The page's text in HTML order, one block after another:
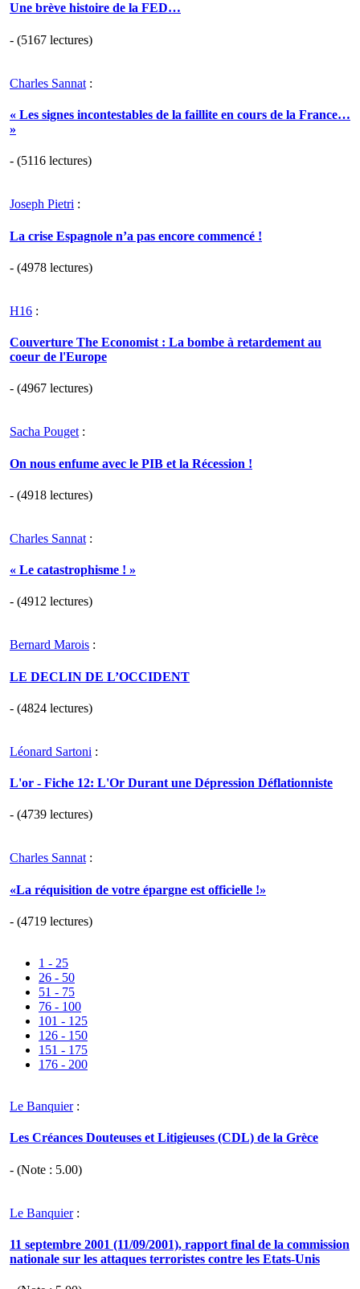
Une brève histoire de la FED…
- (5167 lectures)
Charles Sannat :
« Les signes incontestables de la faillite en cours de la France…
»
- (5116 lectures)
Joseph Pietri :
La crise Espagnole n’a pas encore commencé !
- (4978 lectures)
H16 :
Couverture The Economist : La bombe à retardement au
coeur de l'Europe
- (4967 lectures)
Sacha Pouget :
On nous enfume avec le PIB et la Récession !
- (4918 lectures)
Charles Sannat :
« Le catastrophisme ! »
- (4912 lectures)
Bernard Marois :
LE DECLIN DE L’OCCIDENT
- (4824 lectures)
Léonard Sartoni :
L'or - Fiche 12: L'Or Durant une Dépression Déflationniste
- (4739 lectures)
Charles Sannat:
«La réquisition de votre épargne est officielle !»
- (4719 lectures)
1 - 25
26 - 50
51 - 75
76 - 100
101 - 125
126 - 150
151 - 175
176 - 200
Le Banquier:
Les Créances Douteuses et Litigieuses (CDL) de la Grèce
- (Note : 5.00)
Le Banquier:
11 septembre 2001 (11/09/2001), rapport final de la commission
nationale sur les attaques terroristes contre les Etats-Unis